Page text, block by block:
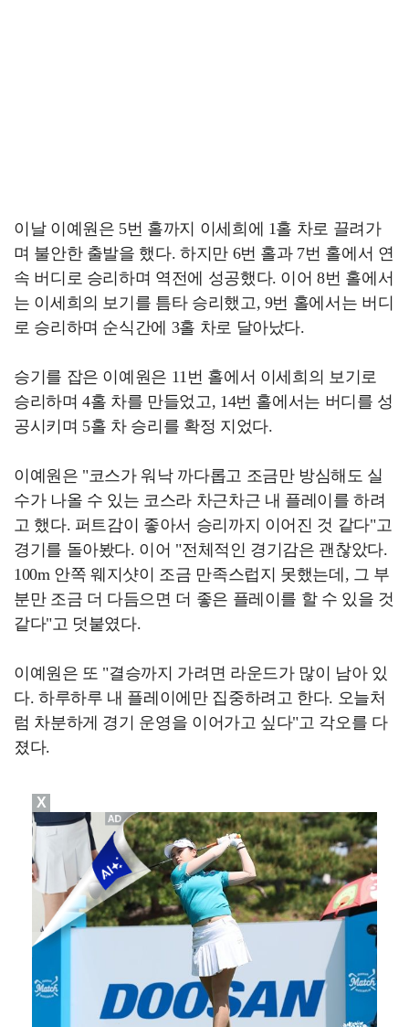
이날 이예원은 5번 홀까지 이세희에 1홀 차로 끌려가
며 불안한 출발을 했다. 하지만 6번 홀과 7번 홀에서 연
속 버디로 승리하며 역전에 성공했다. 이어 8번 홀에서
는 이세희의 보기를 틈타 승리했고, 9번 홀에서는 버디
로 승리하며 순식간에 3홀 차로 달아났다.
승기를 잡은 이예원은 11번 홀에서 이세희의 보기로
승리하며 4홀 차를 만들었고, 14번 홀에서는 버디를 성
공시키며 5홀 차 승리를 확정 지었다.
이예원은 "코스가 워낙 까다롭고 조금만 방심해도 실
수가 나올 수 있는 코스라 차근차근 내 플레이를 하려
고 했다. 퍼트감이 좋아서 승리까지 이어진 것 같다"고
경기를 돌아봤다. 이어 "전체적인 경기감은 괜찮았다.
100m 안쪽 웨지샷이 조금 만족스럽지 못했는데, 그 부
분만 조금 더 다듬으면 더 좋은 플레이를 할 수 있을 것
같다"고 덧붙였다.
이예원은 또 "결승까지 가려면 라운드가 많이 남아 있
다. 하루하루 내 플레이에만 집중하려고 한다. 오늘처
럼 차분하게 경기 운영을 이어가고 싶다"고 각오를 다
졌다.
X